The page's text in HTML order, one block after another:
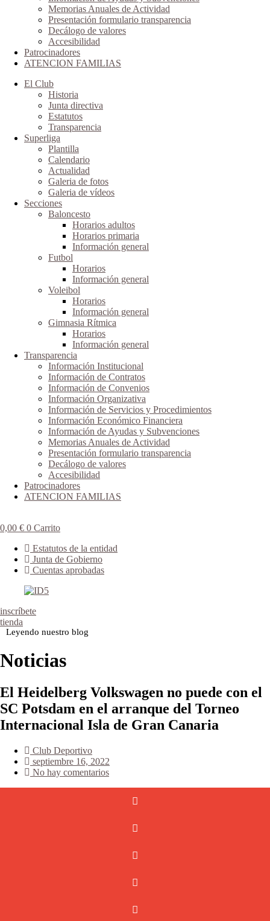
Memorias Anuales de Actividad
Presentación formulario transparencia
Decálogo de valores
Accesibilidad
Patrocinadores
ATENCION FAMILIAS
El Club
Historia
Junta directiva
Estatutos
Transparencia
Superliga
Plantilla
Calendario
Actualidad
Galeria de fotos
Galeria de vídeos
Secciones
Baloncesto
Horarios adultos
Horarios primaria
Información general
Futbol
Horarios
Información general
Voleibol
Horarios
Información general
Gimnasia Rítmica
Horarios
Información general
Transparencia
Información Institucional
Información de Contratos
Información de Convenios
Información Organizativa
Información de Servicios y Procedimientos
Información Económico Financiera
Información de Ayudas y Subvenciones
Memorias Anuales de Actividad
Presentación formulario transparencia
Decálogo de valores
Accesibilidad
Patrocinadores
ATENCION FAMILIAS
0,00 € 0 Carrito
Estatutos de la entidad
Junta de Gobierno
Cuentas aprobadas
inscríbete
tienda
Leyendo nuestro blog
Noticias
El Heidelberg Volkswagen no puede con el
SC Potsdam en el arranque del Torneo
Internacional Isla de Gran Canaria
Club Deportivo
septiembre 16, 2022
No hay comentarios